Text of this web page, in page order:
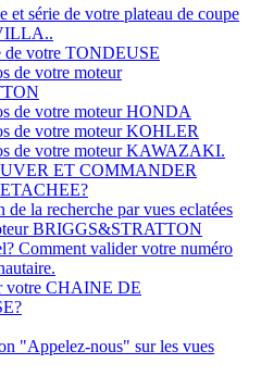
et série de votre plateau de coupe
de votre TONDEUSE
de votre moteur
de votre moteur HONDA
de votre moteur KOHLER
de votre moteur KAWAZAKI.
ET COMMANDER
la recherche par vues eclatées
BRIGGS&STRATTON
Comment valider votre numéro
votre CHAINE DE
"Appelez-nous" sur les vues